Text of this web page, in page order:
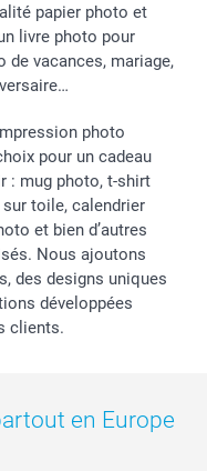
papier photo et
livre photo pour
vacances, mariage,
photo
pour un cadeau
: mug photo, t-shirt
toile, calendrier
et bien d’autres
Nous ajoutons
des designs uniques
développées
clients.
en Europe